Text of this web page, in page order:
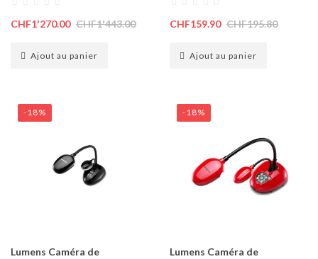
CHF1'270.00 CHF1'443.00
Ajout au panier
CHF159.90 CHF195.80
Ajout au panier
-18%
Lumens Caméra de
-18%
Lumens Caméra de